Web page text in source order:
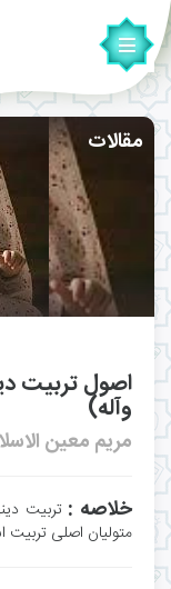
مقالات
اصول تربیت
وآله)
مریم معین
خلاصه :تربیت
متولیان اصلی